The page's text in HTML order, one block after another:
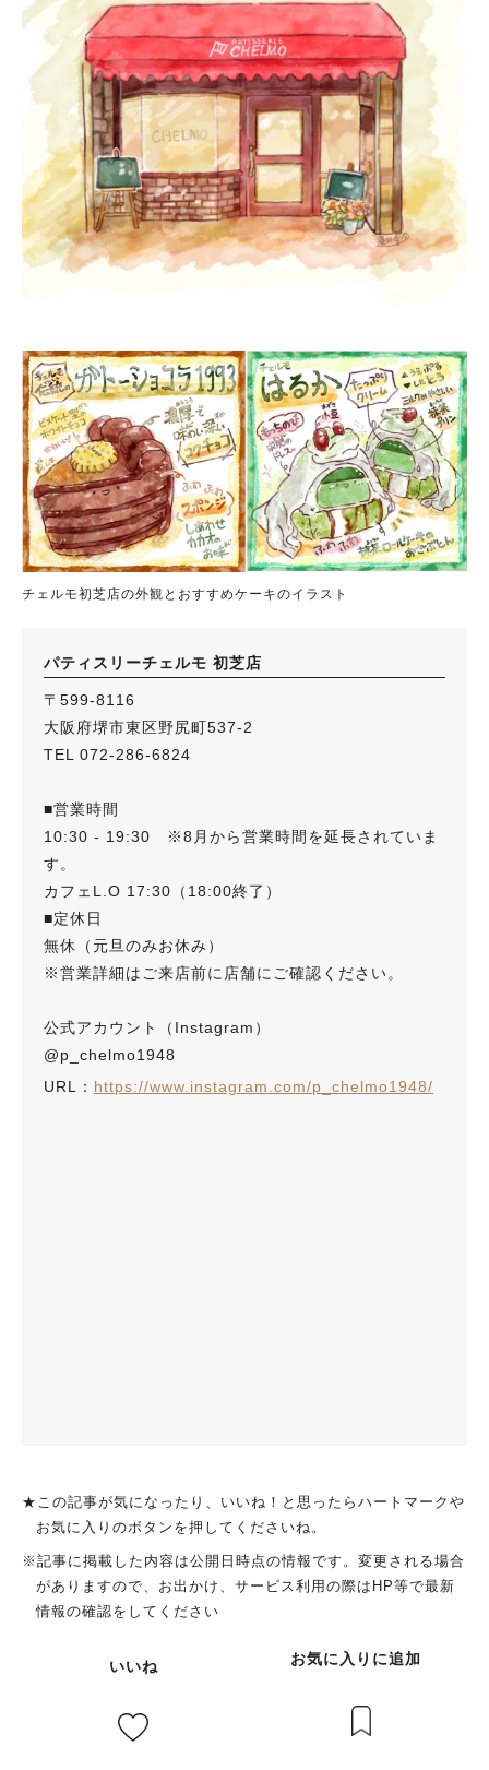
チェルモ初芝店の外観とおすすめケーキのイラスト
パティスリーチェルモ 初芝店
〒599-8116
大阪府堺市東区野尻町537-2
TEL 072-286-6824
■営業時間
10:30 - 19:30 ※8月から営業時間を延長されていま
す。
カフェL.O 17:30（18:00終了）
■定休日
無休（元旦のみお休み）
※営業詳細はご来店前に店舗にご確認ください。
公式アカウント（Instagram）
@p_chelmo1948
URL： https://www.instagram.com/p_chelmo1948/
★この記事が気になったり、いいね！と思ったらハートマークや
お気に入りのボタンを押してくださいね。
※記事に掲載した内容は公開日時点の情報です。変更される場合
がありますので、お出かけ、サービス利用の際はHP等で最新
情報の確認をしてください
いいね お気に入りに追加